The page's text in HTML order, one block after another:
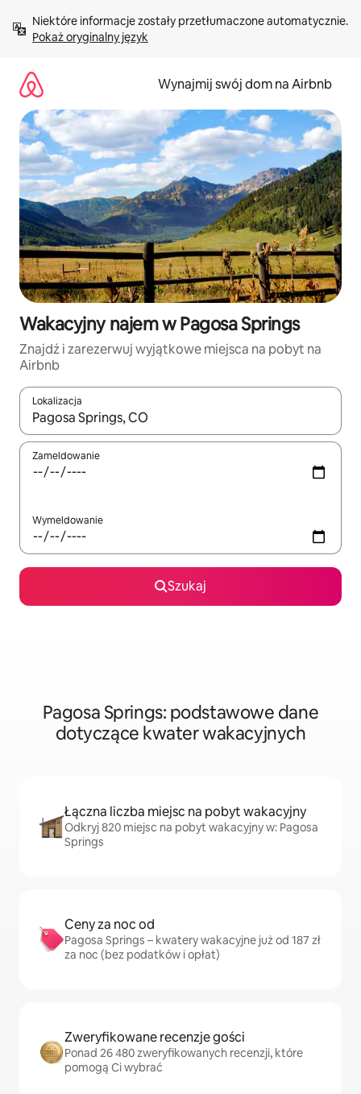
treści Pokaż oryginalny język
Wynajmij swój dom na Airbnb
Wakacyjny najem w Pagosa Springs
Znajdź i zarezerwuj wyjątkowe miejsca na pobyt na
Airbnb
Lokalizacja
Gdy wyniki będą dostępne, możesz poruszać się po nich za
Zameldowanie
Wymeldowanie
Szukaj
Pagosa Springs: podstawowe dane
dotyczące kwater wakacyjnych
Łączna liczba miejsc na pobyt wakacyjny
Odkryj 820 miejsc na pobyt wakacyjny w: Pagosa
Springs
Ceny za noc od
Pagosa Springs – kwatery wakacyjne już od 187 zł
za noc (bez podatków i opłat)
Zweryfikowane recenzje gości
Ponad 26 480 zweryfikowanych recenzji, które
pomogą Ci wybrać